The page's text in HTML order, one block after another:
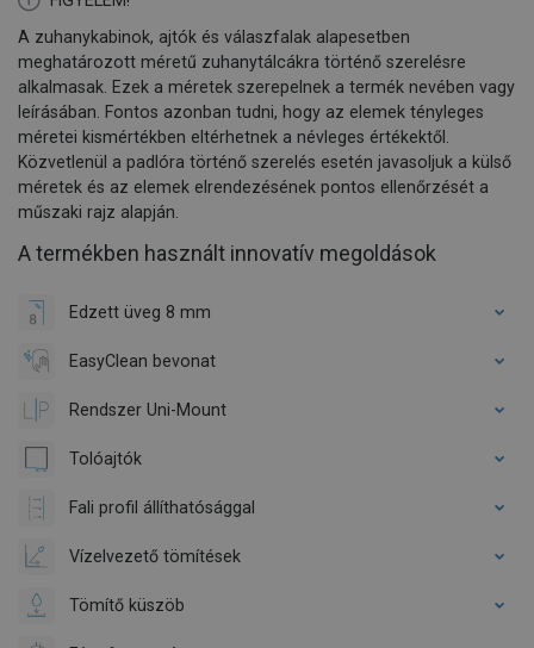
A zuhanykabinok, ajtók és válaszfalak alapesetben
meghatározott méretű zuhanytálcákra történő szerelésre
alkalmasak. Ezek a méretek szerepelnek a termék nevében vagy
leírásában. Fontos azonban tudni, hogy az elemek tényleges
méretei kismértékben eltérhetnek a névleges értékektől.
Közvetlenül a padlóra történő szerelés esetén javasoljuk a külső
méretek és az elemek elrendezésének pontos ellenőrzését a
műszaki rajz alapján.
A termékben használt innovatív megoldások
Edzett üveg 8 mm
EasyClean bevonat
Rendszer Uni-Mount
Tolóajtók
Fali profil állíthatósággal
Vízelvezető tömítések
Tömítő küszöb